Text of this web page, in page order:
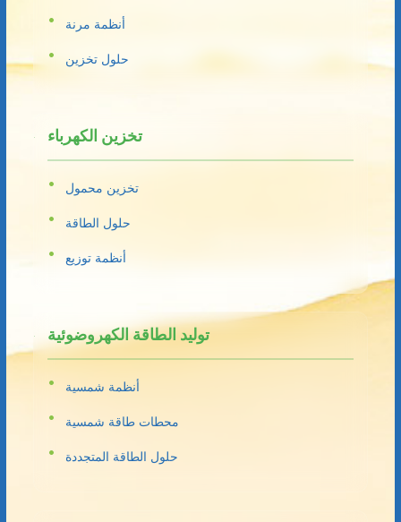
أنظمة مرنة
حلول تخزين
تخزين الكهرباء
تخزين محمول
حلول الطاقة
أنظمة توزيع
توليد الطاقة الكهروضوئية
أنظمة شمسية
محطات طاقة شمسية
حلول الطاقة المتجددة